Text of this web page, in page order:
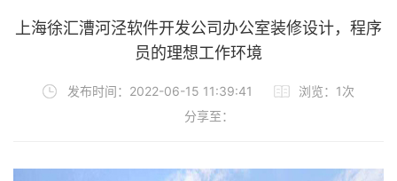
上海徐汇漕河泾软件开发公司办公室装修设计，程序
员的理想工作环境
发布时间：2022-06-15 11:39:41
浏览：1次
分享至：